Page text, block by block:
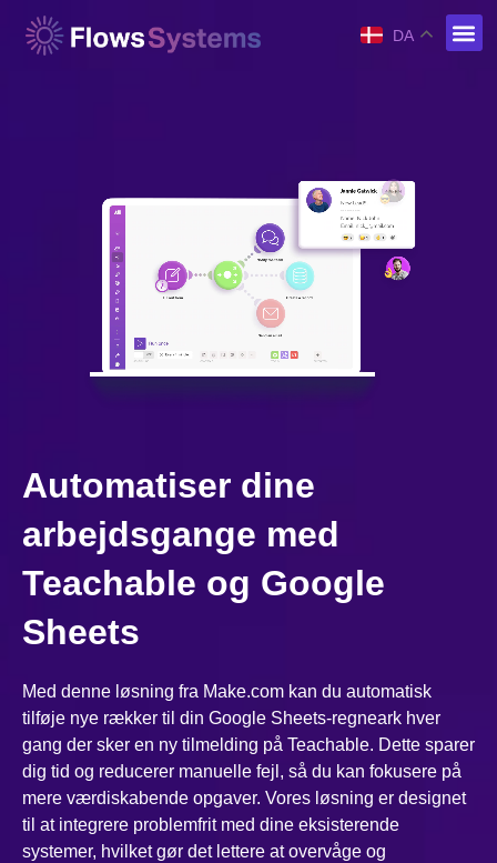
DA
Automatiser dine
arbejdsgange med
Teachable og Google
Sheets
Med denne løsning fra Make.com kan du automatisk
tilføje nye rækker til din Google Sheets-regneark hver
gang der sker en ny tilmelding på Teachable. Dette sparer
dig tid og reducerer manuelle fejl, så du kan fokusere på
mere værdiskabende opgaver. Vores løsning er designet
til at integrere problemfrit med dine eksisterende
systemer, hvilket gør det lettere at overvåge og